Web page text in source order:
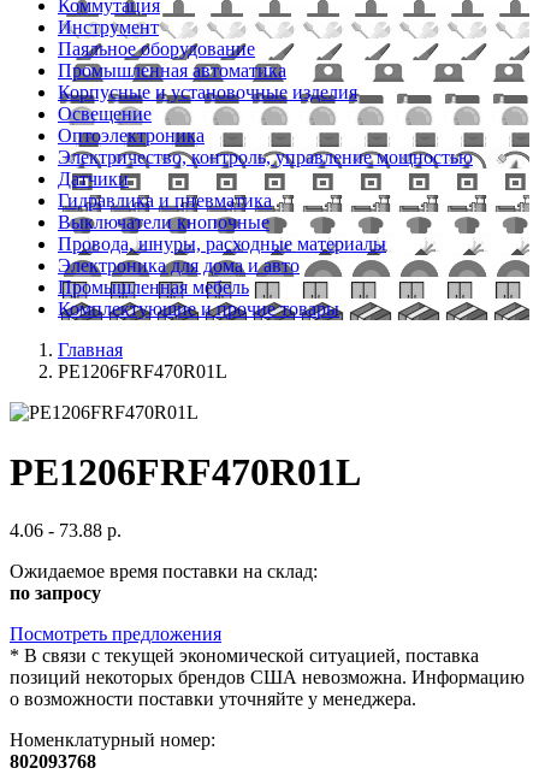
Коммутация
Инструмент
Паяльное оборудование
Промышленная автоматика
Корпусные и установочные изделия
Освещение
Оптоэлектроника
Электричество, контроль, управление мощностью
Датчики
Гидравлика и пневматика
Выключатели кнопочные
Провода, шнуры, расходные материалы
Электроника для дома и авто
Промышленная мебель
Комплектующие и прочие товары
Главная
PE1206FRF470R01L
PE1206FRF470R01L
4.06 - 73.88 р.
Ожидаемое время поставки на склад:
по запросу
Посмотреть предложения
* В связи с текущей экономической ситуацией, поставка
позиций некоторых брендов США невозможна. Информацию
о возможности поставки уточняйте у менеджера.
Номенклатурный номер:
802093768